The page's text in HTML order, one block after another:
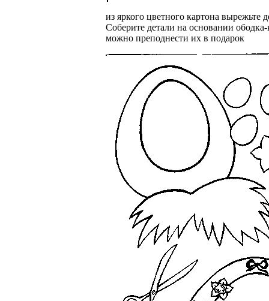
из яркого цветного картона вырежьте
Соберите детали на основании
можно преподнести их в подарок